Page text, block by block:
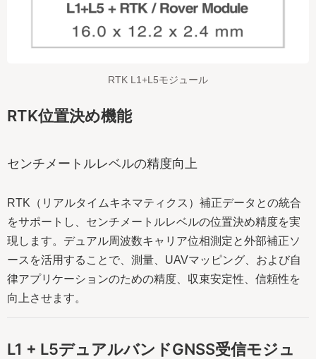
RTK L1+L5モジュール
RTK位置決め機能
センチメートルレベルの精度向上
RTK（リアルタイムキネマティクス）補正データとの統合
をサポートし、センチメートルレベルの位置決め精度を実
現します。デュアル周波数キャリア位相測定と外部補正ソ
ースを活用することで、測量、UAVマッピング、および自
律アプリケーションのための精度、収束安定性、信頼性を
向上させます。
L1 + L5デュアルバンドGNSS受信モジュ